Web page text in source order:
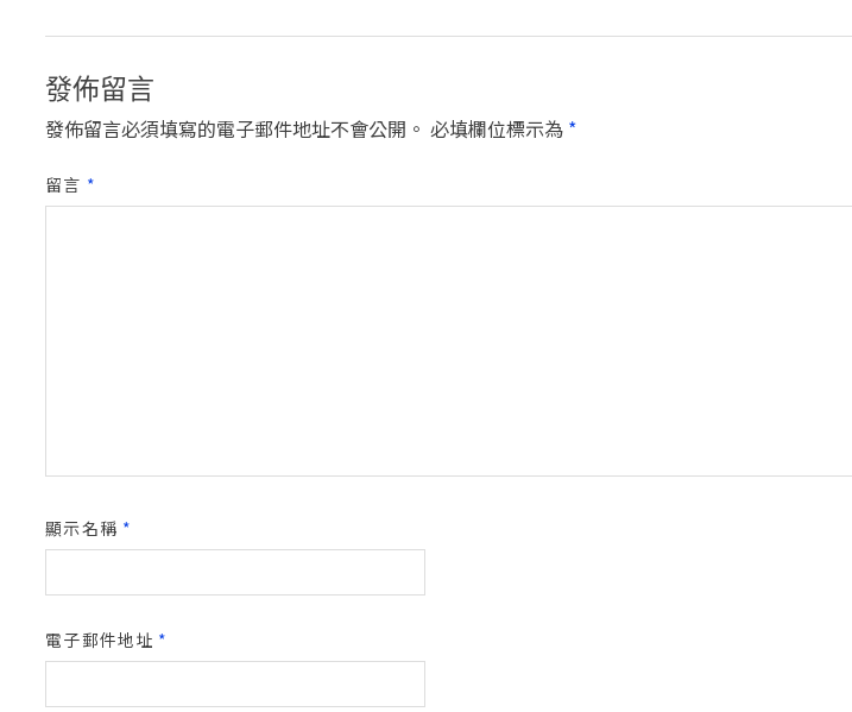
發佈留言
發佈留言必須填寫的電子郵件地址不會公開。 必填欄位標示為 *
留言 *
顯示名稱 *
電子郵件地址 *